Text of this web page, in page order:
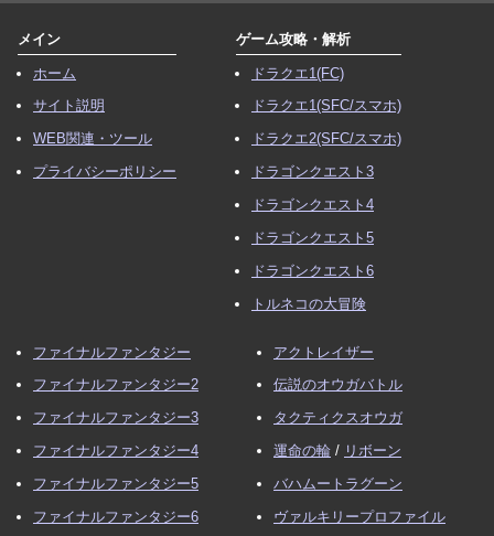
メイン
ホーム
サイト説明
WEB関連・ツール
プライバシーポリシー
ゲーム攻略・解析
ドラクエ1(FC)
ドラクエ1(SFC/スマホ)
ドラクエ2(SFC/スマホ)
ドラゴンクエスト3
ドラゴンクエスト4
ドラゴンクエスト5
ドラゴンクエスト6
トルネコの大冒険
ファイナルファンタジー
ファイナルファンタジー2
ファイナルファンタジー3
ファイナルファンタジー4
ファイナルファンタジー5
ファイナルファンタジー6
アクトレイザー
伝説のオウガバトル
タクティクスオウガ
運命の輪 / リボーン
バハムートラグーン
ヴァルキリープロファイル